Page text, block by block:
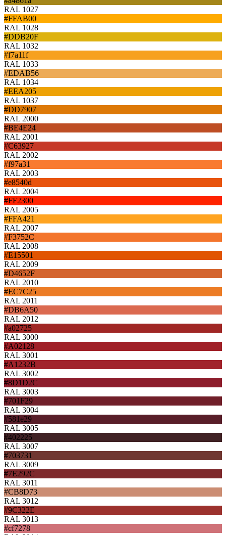
RAL 1027
#FFAB00
RAL 1028
#DDB20F
RAL 1032
#f7a11f
RAL 1033
#EDAB56
RAL 1034
#EEA205
RAL 1037
#DD7907
RAL 2000
#BE4E24
RAL 2001
#C63927
RAL 2002
#f97a31
RAL 2003
#e8540d
RAL 2004
#FF2300
RAL 2005
#FFA421
RAL 2007
#F3752C
RAL 2008
#E15501
RAL 2009
#D4652F
RAL 2010
#EC7C25
RAL 2011
#DB6A50
RAL 2012
#a02725
RAL 3000
#A02128
RAL 3001
#A1232B
RAL 3002
#8D1D2C
RAL 3003
#701F29
RAL 3004
#581e29
RAL 3005
#402225
RAL 3007
#703731
RAL 3009
#7E292C
RAL 3011
#CB8D73
RAL 3012
#9C322E
RAL 3013
#cf7278